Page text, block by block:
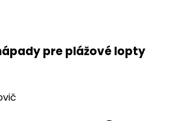
pre plážové lopty